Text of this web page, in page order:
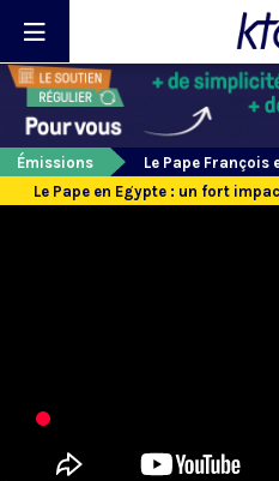
Émissions
Le Pape François
Le Pape en Egypte : un fort